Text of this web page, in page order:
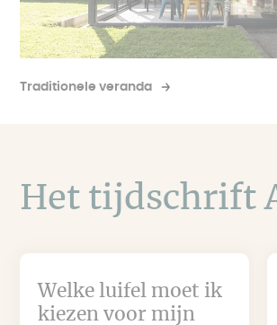
Traditionele veranda
Het tijdschrift
Welke luifel moet ik
kiezen voor mijn